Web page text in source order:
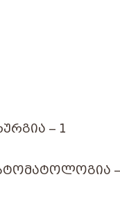
– 1